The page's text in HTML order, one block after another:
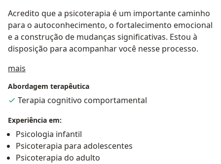
Acredito que a psicoterapia é um importante caminho
para o autoconhecimento, o fortalecimento emocional
e a construção de mudanças significativas. Estou à
disposição para acompanhar você nesse processo.
mais
Abordagem terapêutica
Terapia cognitivo comportamental
Experiência em:
Psicologia infantil
Psicoterapia para adolescentes
Psicoterapia do adulto